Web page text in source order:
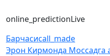
online_predictionLive
Барчасиcall_made
Эрон Кирмонда Моссадга